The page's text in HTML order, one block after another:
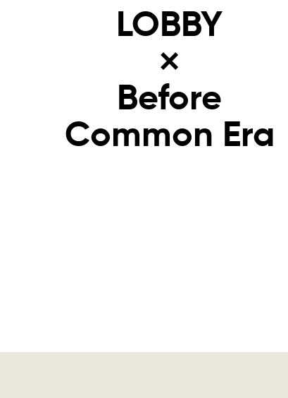
LOBBY
×
Before
Common Era